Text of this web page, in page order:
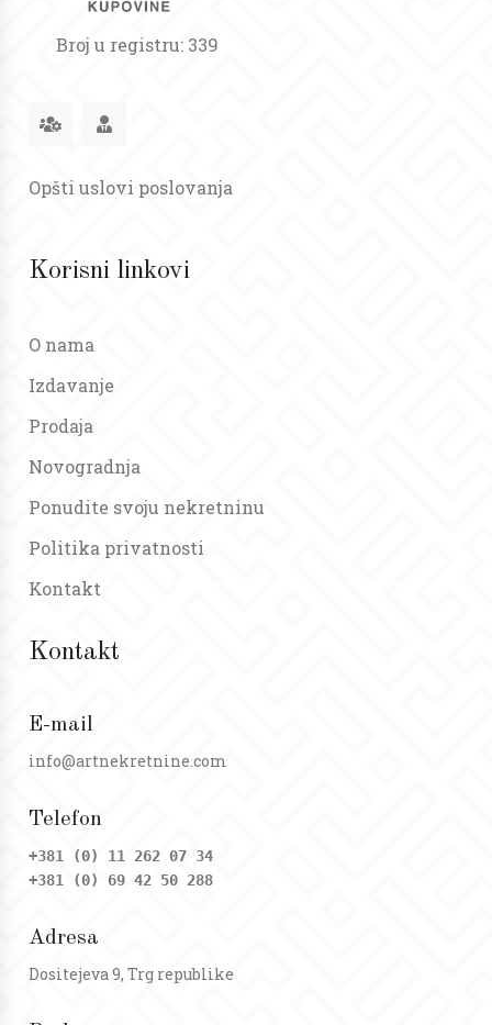
Broj u registru: 339
Opšti uslovi poslovanja
Korisni linkovi
O nama
Izdavanje
Prodaja
Novogradnja
Ponudite svoju nekretninu
Politika privatnosti
Kontakt
Kontakt
E-mail
info@artnekretnine.com
Telefon
+381 (0) 11 262 07 34
+381 (0) 69 42 50 288
Adresa
Dositejeva 9, Trg republike